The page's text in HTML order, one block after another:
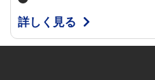
詳しく見る